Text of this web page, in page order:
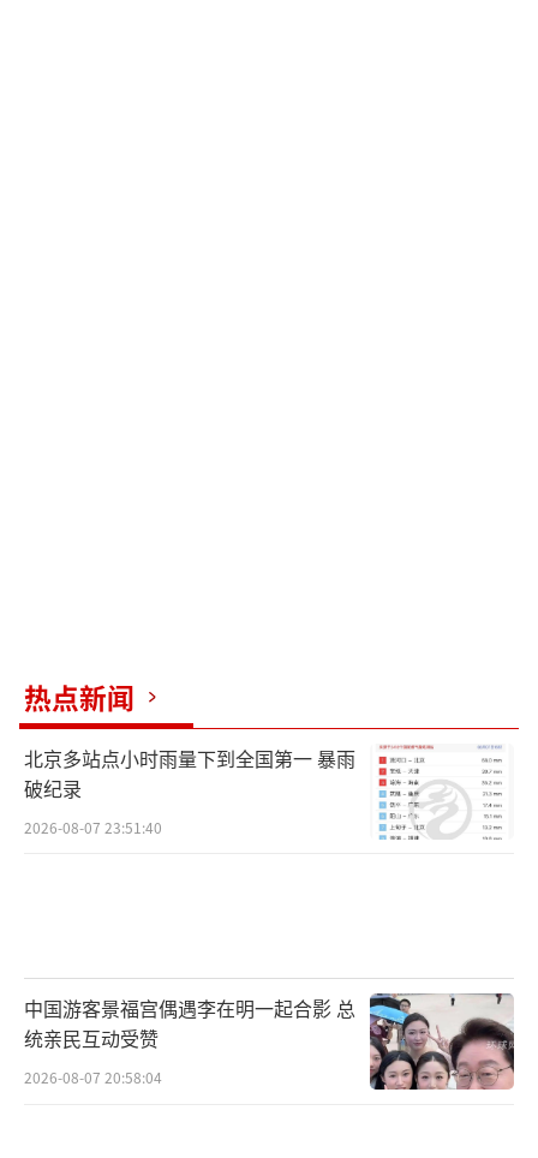
热点新闻
北京多站点小时雨量下到全国第一 暴雨
破纪录
2026-08-07 23:51:40
中国游客景福宫偶遇李在明一起合影 总
统亲民互动受赞
2026-08-07 20:58:04